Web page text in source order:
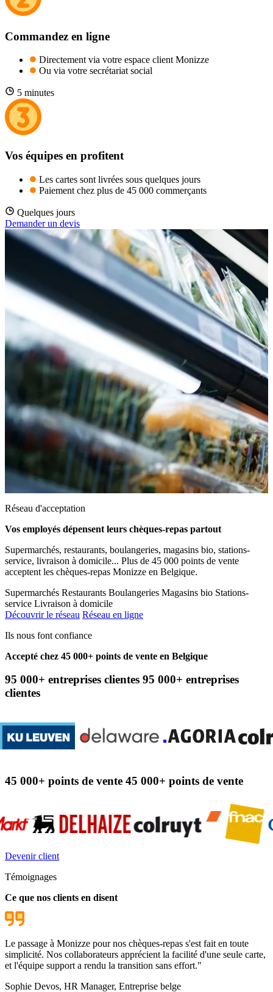
Commandez en ligne
Directement via votre espace client Monizze
Ou via votre secrétariat social
5 minutes
Vos équipes en profitent
Les cartes sont livrées sous quelques jours
Paiement chez plus de 45 000 commerçants
Quelques jours
Demander un devis
Réseau d'acceptation
Vos employés dépensent leurs chèques-repas partout
Supermarchés, restaurants, boulangeries, magasins bio, stations-
service, livraison à domicile... Plus de 45 000 points de vente
acceptent les chèques-repas Monizze en Belgique.
Supermarchés Restaurants Boulangeries Magasins bio Stations-
service Livraison à domicile
Découvrir le réseau Réseau en ligne
Ils nous font confiance
Accepté chez 45 000+ points de vente en Belgique
95 000+ entreprises clientes 95 000+ entreprises
clientes
45 000+ points de vente 45 000+ points de vente
Devenir client
Témoignages
Ce que nos clients en disent
Le passage à Monizze pour nos chèques-repas s'est fait en toute
simplicité. Nos collaborateurs apprécient la facilité d'une seule carte,
et l'équipe support a rendu la transition sans effort."
Sophie Devos, HR Manager, Entreprise belge